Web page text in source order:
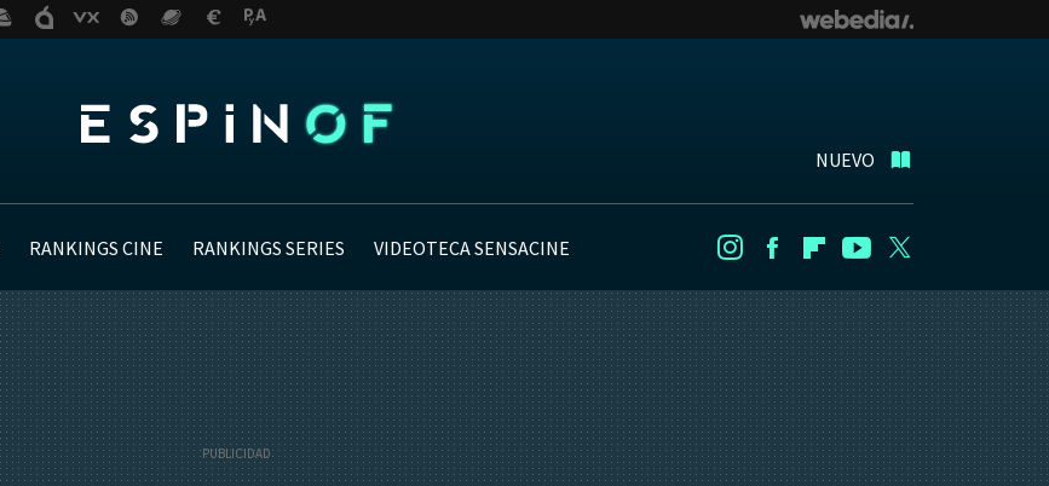
NUEVO
RANKINGS CINE RANKINGS SERIES VIDEOTECA SENSACINE InstagramFacebookFlipboard
Youtube